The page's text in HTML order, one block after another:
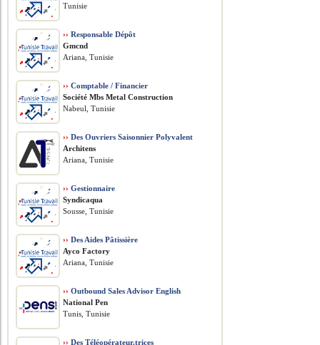
Tunisie
›› Responsable Dépôt
Gmcnd
Ariana, Tunisie
›› Comptable / Financier
Société Mbs Metal Construction
Nabeul, Tunisie
›› Des Ouvriers Saisonnier Polyvalent
Architens
Ariana, Tunisie
›› Gestionnaire
Syndicaqua
Sousse, Tunisie
›› Des Aides Pâtissière
Ayco Factory
Ariana, Tunisie
›› Outbound Sales Advisor English
National Pen
Tunis, Tunisie
›› Des Téléopérateur.trices